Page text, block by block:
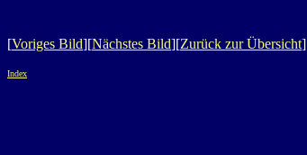
[Voriges Bild][Nächstes Bild][Zurück zur Übersicht]
Index